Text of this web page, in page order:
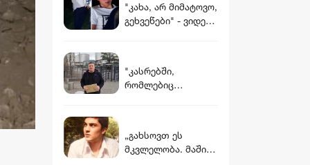
"კახა, არ მიმატოვო,
გეხვეწები" - ვიდეო,
დაკარგული ბიჭის
ხმა ისმის
"კასრებში,
რომლებიც
მუხროვანის ბაზაზე
მომხდარი
„გახსოვთ ეს
მკვლელობა. მაშინ